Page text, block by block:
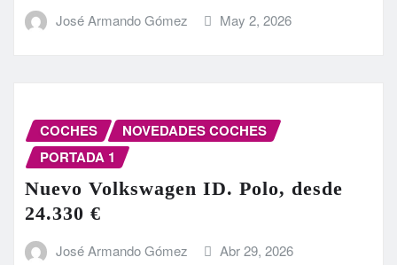
José Armando Gómez May 2, 2026
COCHES
NOVEDADES COCHES
PORTADA 1
Nuevo Volkswagen ID. Polo, desde
24.330 €
José Armando Gómez Abr 29, 2026